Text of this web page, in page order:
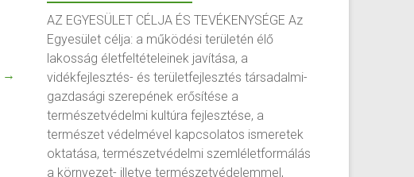
→
AZ EGYESÜLET CÉLJA ÉS TEVÉKENYSÉGE Az
Egyesület célja: a működési területén élő
lakosság életfeltételeinek javítása, a
vidékfejlesztés- és területfejlesztés társadalmi-
gazdasági szerepének erősítése a
természetvédelmi kultúra fejlesztése, a
természet védelmével kapcsolatos ismeretek
oktatása, természetvédelmi szemléletformálás
a környezet- illetve természetvédelemmel,